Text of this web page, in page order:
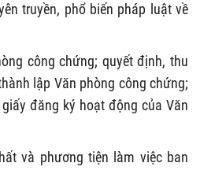
truyền, phổ biến pháp luật về
công chứng; quyết định, thu
lập Văn phòng công chứng;
đăng ký hoạt động của Văn
và phương tiện làm việc ban